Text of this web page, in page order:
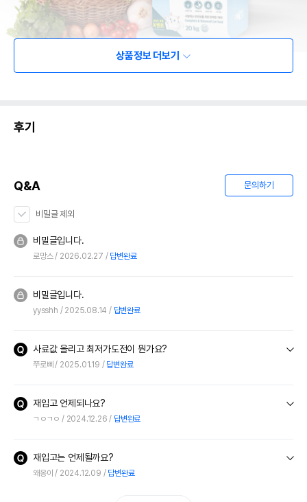
상품정보 더보기
후기
Q&A 문의하기
비밀글 제외
비밀글입니다.
로망스 2026.02.27 답변완료
비밀글입니다.
yysshh 2025.08.14 답변완료
사료값 올리고 최저가도전이 뭔가요?
쭈로삐 2025.01.19 답변완료
재입고 언제되나요?
ㄱㅇㄱㅇ 2024.12.26 답변완료
재입고는 언제될까요?
왜옹이 2024.12.09 답변완료